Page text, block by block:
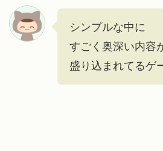
シンプルな中に
すごく奥深い内容
盛り込まれてるゲ